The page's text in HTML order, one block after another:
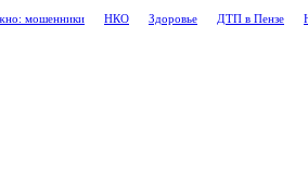
мошенники НКО Здоровье ДТП в Пензе